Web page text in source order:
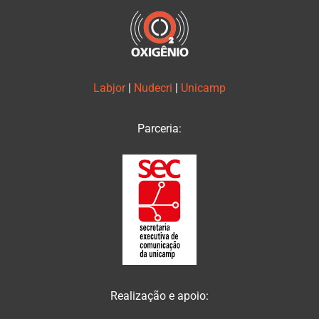
Labjor Nudecri Unicamp
Parceria:
Realização e apoio: